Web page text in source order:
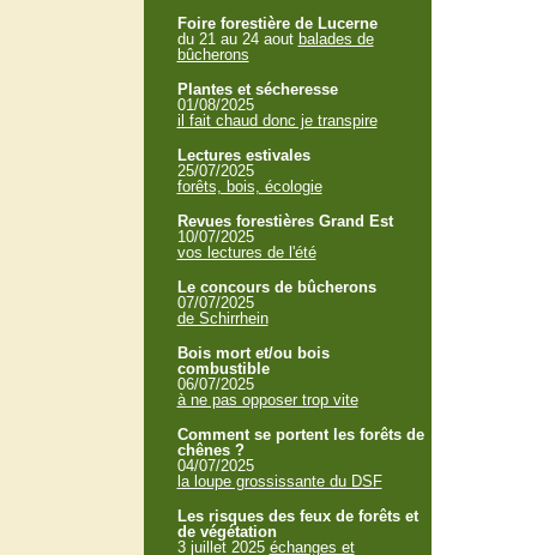
Foire forestière de Lucerne
du 21 au 24 aout balades de
bûcherons
Plantes et sécheresse
01/08/2025
il fait chaud donc je transpire
Lectures estivales
25/07/2025
forêts, bois, écologie
Revues forestières Grand Est
10/07/2025
vos lectures de l'été
Le concours de bûcherons
07/07/2025
de Schirrhein
Bois mort et/ou bois
combustible
06/07/2025
à ne pas opposer trop vite
Comment se portent les forêts de
chênes ?
04/07/2025
la loupe grossissante du DSF
Les risques des feux de forêts et
de végétation
3 juillet 2025 échanges et